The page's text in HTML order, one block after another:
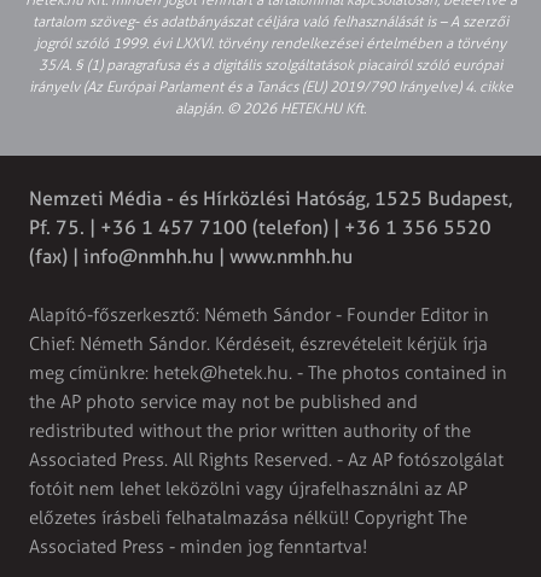
tartalom szöveg- és adatbányászat céljára való felhasználását is – A szerzői
jogról szóló 1999. évi LXXVI. törvény rendelkezései értelmében a törvény
35/A. § (1) paragrafusa és a digitális szolgáltatások piacairól szóló európai
irányelv (Az Európai Parlament és a Tanács (EU) 2019/790 Irányelve) 4. cikke
alapján. © 2026 HETEK.HU Kft.
Nemzeti Média - és Hírközlési Hatóság, 1525 Budapest,
Pf. 75. | +36 1 457 7100 (telefon) | +36 1 356 5520
(fax) | info@nmhh.hu | www.nmhh.hu
Alapító-főszerkesztő: Németh Sándor - Founder Editor in
Chief: Németh Sándor. Kérdéseit, észrevételeit kérjük írja
meg címünkre: hetek@hetek.hu. - The photos contained in
the AP photo service may not be published and
redistributed without the prior written authority of the
Associated Press. All Rights Reserved. - Az AP fotószolgálat
fotóit nem lehet leközölni vagy újrafelhasználni az AP
előzetes írásbeli felhatalmazása nélkül! Copyright The
Associated Press - minden jog fenntartva!